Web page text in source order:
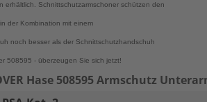
erhältlich. Schnittschutzarmschoner schützen den
der Kombination mit einem
noch besser als der Schnittschutzhandschuh
508595 - überzeugen Sie sich jetzt!
Hase 508595 Armschutz